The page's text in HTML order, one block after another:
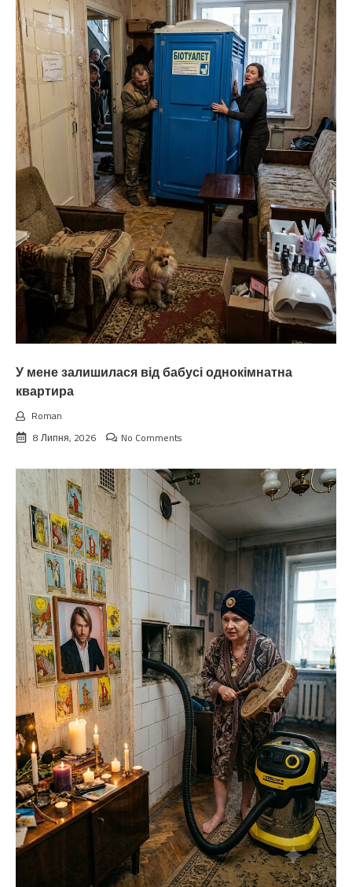
У мене залишилася від бабусі однокімнатна
квартира
Roman
8 Липня, 2026
No Comments